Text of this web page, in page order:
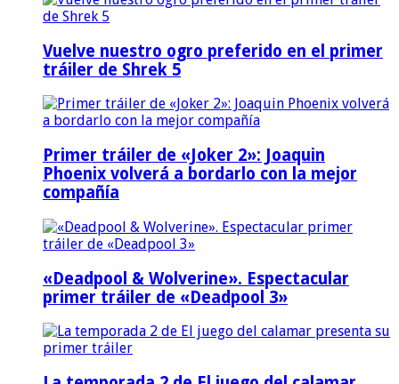
Vuelve nuestro ogro preferido en el primer
tráiler de Shrek 5
Primer tráiler de «Joker 2»: Joaquin
Phoenix volverá a bordarlo con la mejor
compañía
«Deadpool & Wolverine». Espectacular
primer tráiler de «Deadpool 3»